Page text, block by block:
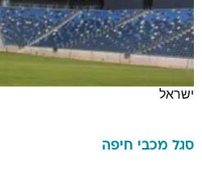
ישראל
סגל מכבי חיפה